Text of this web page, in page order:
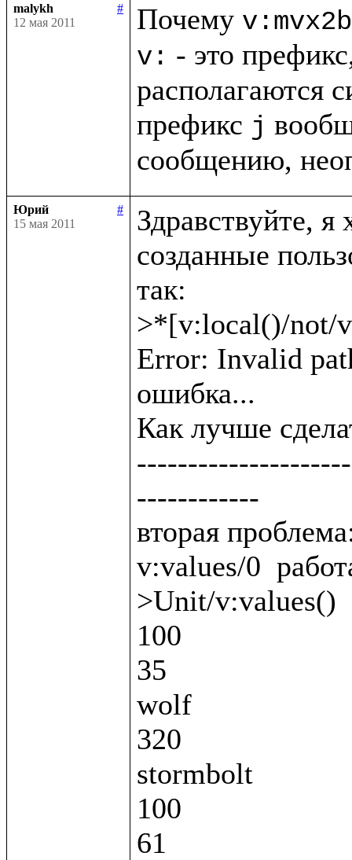
malykh
#
12 мая 2011
Почему
v: - это
располагаются
префикс j
сообщению,
Юрий
#
15 мая 2011
Здравствуйте, я
созданные
так:
>*[v:local()/not/
Error: Invalid
ошибка...
Как лучше
------------
вторая
v:values/0
>Unit/v:values()
100
35
wolf
320
stormbolt
100
61